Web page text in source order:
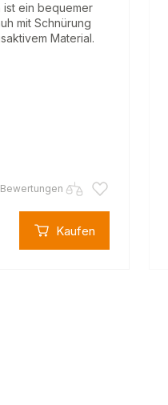
ist ein bequemer
mit Schnürung
Material.
Kaufen